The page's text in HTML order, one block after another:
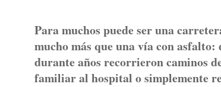
Para muchos puede ser una
mucho más que una vía con
durante años recorrieron caminos
familiar al hospital o simplemente